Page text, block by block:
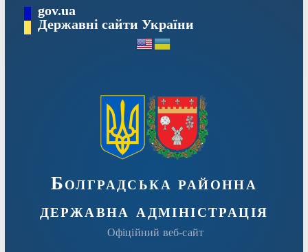
Перейтиgov.ua
Державні сайти України
Болградська районна
державна адміністрація
Офіційний веб-сайт